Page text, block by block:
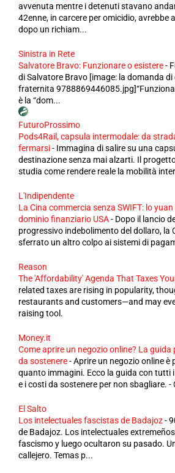
avvenuta mentre i detenuti stavano
42enne, in carcere per omicidio, avrebbe
dopo un richiam...
Sinistra in Rete
Salvatore Bravo: Funzionare o esistere-
di Salvatore Bravo [image: la domanda
fraternita
è la “dom...
FuturoProssimo
Pods4Rail, capsula intermodale: da
fermarsi- Immagina di salire su una
destinazione senza mai alzarti. Il
studia come rendere reale la mobilità
L'Indipendente
La Cina commercia senza SWIFT: lo
dominio finanziario USA- Dopo il lancio
progressivo indebolimento del dollaro, la
sferrato un altro colpo ai sistemi di
Reason
The 'Affordability' Agenda That Taxes
related taxes are rising in popularity,
restaurants and customers—and may
raising tool.
Money.it
Come aprire un negozio online? La
da sostenere-Aprire un negozio online è
quanto immagini. Ecco la guida con tutti
e i costi da sostenere per non sbagliare. -
El Salto
Los intelectuales fascistas de Badajoz-
de Badajoz. Los intelectuales
fascismo y luego ocultaron su pasado.
callejero. Temas p...